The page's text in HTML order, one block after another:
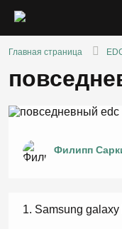
Главная страница
Филипп
Samsung